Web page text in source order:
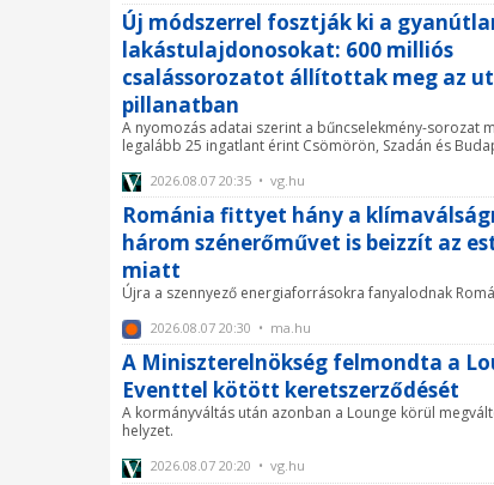
Új módszerrel fosztják ki a
lakástulajdonosokat: 600 milliós
csalássorozatot állítottak meg az
pillanatban
A nyomozás adatai szerint a bűncselekmény-sorozat
legalább 25 ingatlant érint Csömörön, Szadán és
2026.08.07 20:35 • vg.hu
Románia fittyet hány a
három szénerőművet is beizzít az
miatt
Újra a szennyező energiaforrásokra fanyalodnak
2026.08.07 20:30 • ma.hu
A Miniszterelnökség felmondta a
Eventtel kötött keretszerződését
A kormányváltás után azonban a Lounge körül
helyzet.
2026.08.07 20:20 • vg.hu